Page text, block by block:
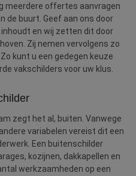
meerdere offertes aanvragen
de buurt. Geef aan ons door
en wij zetten dit door
Zij nemen vervolgens zo
kunt u een gedegen keuze
vakschilders voor uw klus.
zegt het al, buiten. Vanwege
variabelen vereist dit een
Een buitenschilder
kozijnen, dakkapellen en
werkzaamheden op een